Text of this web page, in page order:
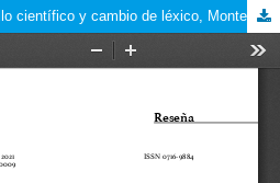
Thomas S. Kuhn, Desarrollo científico y cambio de léxico, Montevideo: FIC-Udelar/ANNI/SADAF, 2017, 153 págs.